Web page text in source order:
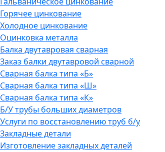
Горячее цинкование
Холодное цинкование
Оцинковка металла
Балка двутавровая сварная
Заказ балки двутавровой сварной
Сварная балка типа «Б»
Сварная балка типа «Ш»
Сварная балка типа «К»
Б/У трубы больших диаметров
Услуги по восстановлению труб б/у
Закладные детали
Изготовление закладных деталей